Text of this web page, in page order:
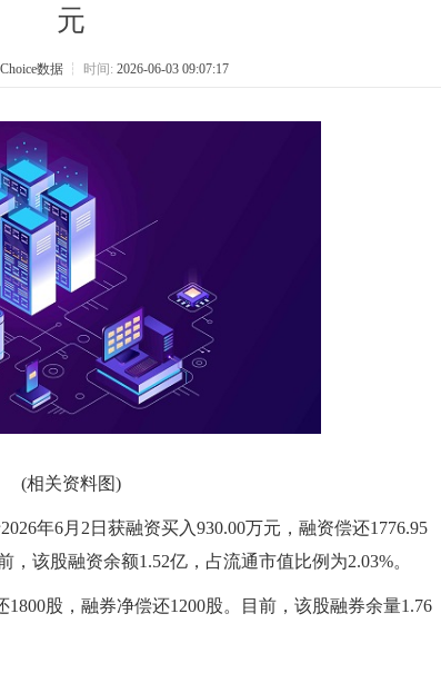
元
数据 ┆ 时间: 2026-06-03 09:07:17
(相关资料图)
年6月2日获融资买入930.00万元，融资偿还1776.95
该股融资余额1.52亿，占流通市值比例为2.03%。
股，融券净偿还1200股。目前，该股融券余量1.76